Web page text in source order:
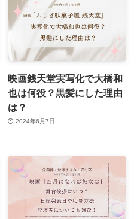
映画銭天堂実写化で大橋和
也は何役？黒髪にした理由
は？
2024年6月7日